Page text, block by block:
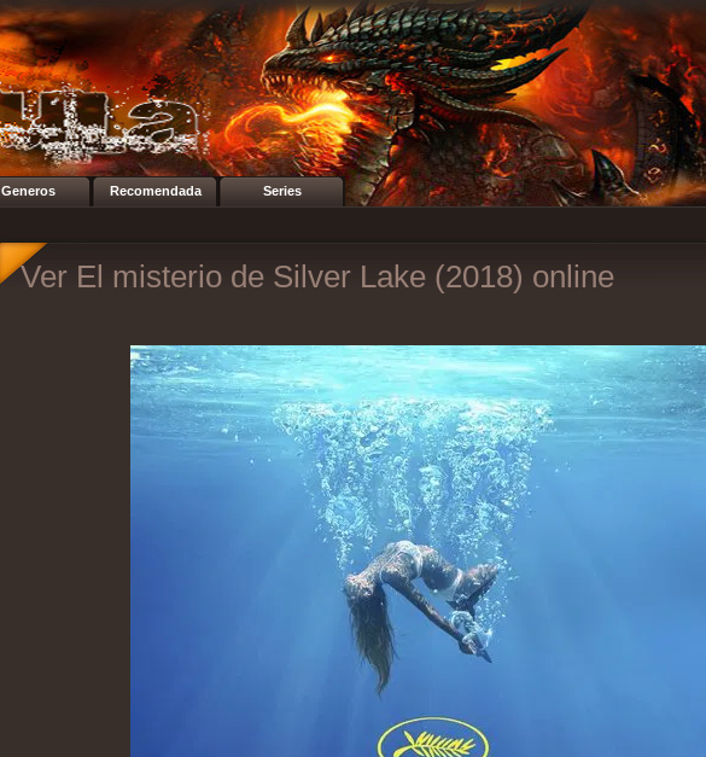
Generos Recomendada Series
Ver El misterio de Silver Lake (2018) online